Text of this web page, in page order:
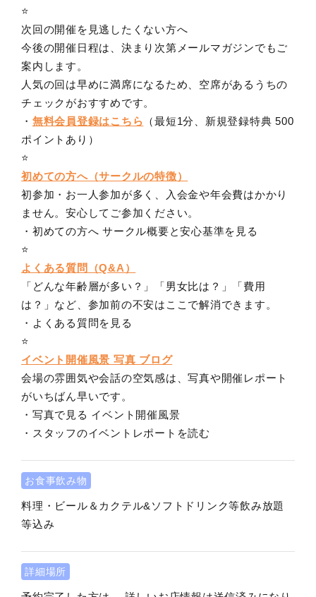
⭐️
次回の開催を見逃したくない方へ
今後の開催日程は、決まり次第メールマガジンでもご
案内します。
人気の回は早めに満席になるため、空席があるうちの
チェックがおすすめです。
・ 無料会員登録はこちら （最短1分、新規登録特典 500
ポイントあり）
⭐️
初めての方へ（サークルの特徴）
初参加・お一人参加が多く、入会金や年会費はかかり
ません。安心してご参加ください。
・初めての方へ サークル概要と安心基準を見る
⭐️
よくある質問（Q&A）
「どんな年齢層が多い？」「男女比は？」「費用
は？」など、参加前の不安はここで解消できます。
・よくある質問を見る
⭐️
イベント開催風景 写真 ブログ
会場の雰囲気や会話の空気感は、写真や開催レポート
がいちばん早いです。
・写真で見る イベント開催風景
・スタッフのイベントレポートを読む
お食事飲み物
料理・ビール＆カクテル&ソフトドリンク等飲み放題
等込み
詳細場所